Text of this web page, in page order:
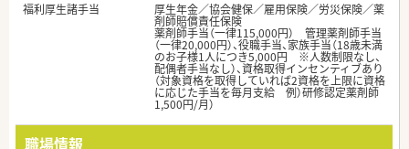
福利厚生諸手当
厚生年金／協会健保／雇用保険／労災保険／薬
剤師賠償責任保険
薬剤師手当（一律115,000円） 管理薬剤師手当
（一律20,000円）、役職手当、家族手当（18歳未満
のお子様1人につき5,000円 ※人数制限なし、
配偶者手当なし）、資格取得インセンティブあり
（対象資格を取得していれば2資格を上限に資格
に応じた手当を毎月支給 例）研修認定薬剤師
1,500円/月）
職場情報